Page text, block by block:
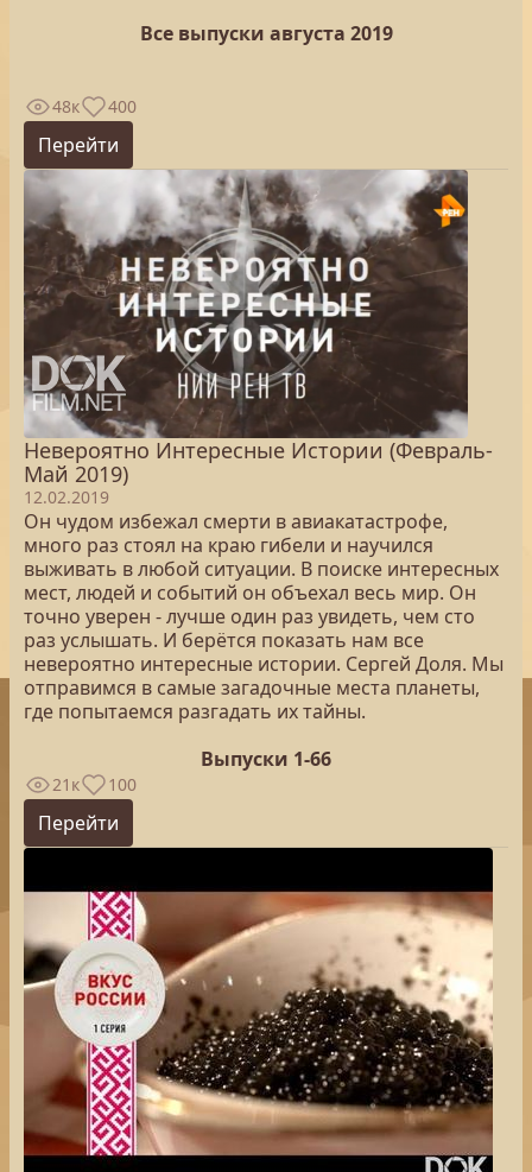
Все выпуски августа 2019
48к 400
Перейти
Невероятно Интересные Истории (Февраль-
Май 2019)
12.02.2019
Он чудом избежал смерти в авиакатастрофе,
много раз стоял на краю гибели и научился
выживать в любой ситуации. В поиске интересных
мест, людей и событий он объехал весь мир. Он
точно уверен - лучше один раз увидеть, чем сто
раз услышать. И берётся показать нам все
невероятно интересные истории. Сергей Доля. Мы
отправимся в самые загадочные места планеты,
где попытаемся разгадать их тайны.
Выпуски 1-66
21к 100
Перейти